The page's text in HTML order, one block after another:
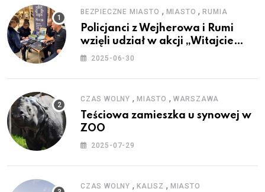
BEZPIECZNE MIASTO , MIASTO ,RUMIA
Policjanci z Wejherowa i Rumi
wzięli udział w akcji „Witajcie
Wakacje”
2025-06-30
CZAS WOLNY , MIASTO , WARSZAWA
Teściowa zamieszka u synowej w
ZOO
2025-07-29
CZAS WOLNY , KALISZ , MIASTO